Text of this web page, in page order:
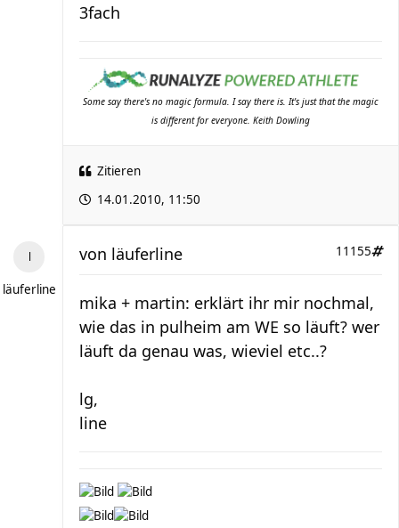
3fach
Some say there's no magic formula. I say there is. It's just that the magic
is different for everyone. Keith Dowling
Zitieren
14.01.2010, 11:50
läuferline
11155
von läuferline
mika + martin: erklärt ihr mir nochmal,
wie das in pulheim am WE so läuft? wer
läuft da genau was, wieviel etc..?
lg,
line